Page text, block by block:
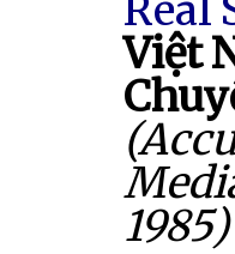
Việt
1985)